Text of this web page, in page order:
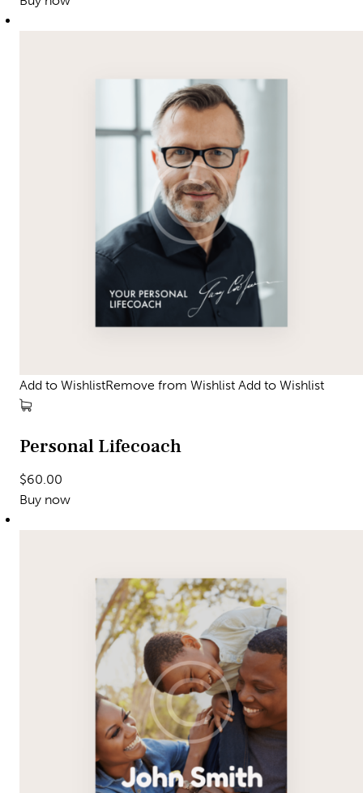
Add to WishlistRemove from Wishlist Add to Wishlist
Personal Lifecoach
$60.00
Buy now